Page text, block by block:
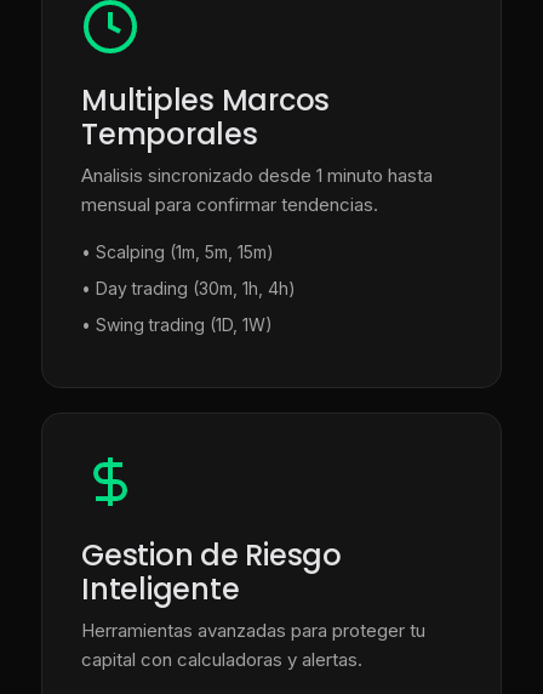
Multiples Marcos
Temporales
Analisis sincronizado desde 1 minuto hasta
mensual para confirmar tendencias.
• Scalping (1m, 5m, 15m)
• Day trading (30m, 1h, 4h)
• Swing trading (1D, 1W)
Gestion de Riesgo
Inteligente
Herramientas avanzadas para proteger tu
capital con calculadoras y alertas.